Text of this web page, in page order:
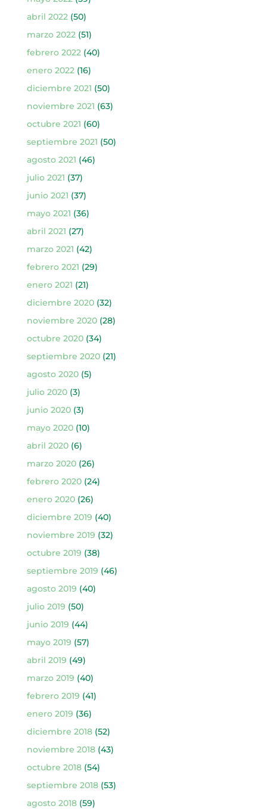
abril 2022(50)
marzo 2022(51)
febrero 2022(40)
enero 2022(16)
diciembre 2021 (50)
noviembre 2021 (63)
octubre 2021 (60)
septiembre 2021 (50)
agosto 2021 (46)
julio 2021 (37)
junio 2021 (37)
mayo 2021 (36)
abril 2021 (27)
marzo 2021 (42)
febrero 2021 (29)
enero 2021 (21)
diciembre 2020(32)
noviembre 2020(28)
octubre 2020(34)
septiembre 2020(21)
agosto 2020(5)
julio 2020(3)
junio 2020(3)
mayo 2020(10)
abril 2020(6)
marzo 2020(26)
febrero 2020(24)
enero 2020(26)
diciembre 2019 (40)
noviembre 2019 (32)
octubre 2019 (38)
septiembre 2019 (46)
agosto 2019 (40)
julio 2019 (50)
junio 2019 (44)
mayo 2019 (57)
abril 2019 (49)
marzo 2019 (40)
febrero 2019 (41)
enero 2019 (36)
diciembre 2018(52)
noviembre 2018(43)
octubre 2018(54)
septiembre 2018(53)
agosto 2018(59)